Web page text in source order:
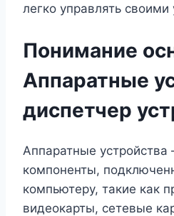
легко управлять своими
Понимание
Аппаратные
диспетчер
Аппаратные устройства
компоненты,
компьютеру, такие как
видеокарты, сетевые